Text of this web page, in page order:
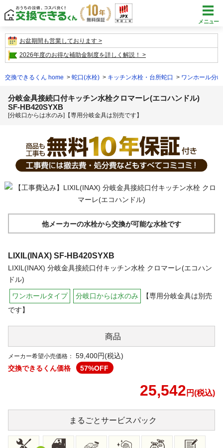
メニュー
お盆期間も営業しております
2026年度のお得な補助金制度を詳しく解説！
交換できるくん home 蛇口(水栓) キッチン水栓・台所蛇口 ワンホール分
分岐金具接続口付キッチン水栓クロマーレ(エコハンドル)
SF-HB420SYXB
[分岐口からは水のみ]【専用分岐金具は別売です】
他メーカーの水栓から交換が可能な水栓です
LIXIL(INAX) SF-HB420SYXB
LIXIL(INAX) 分岐金具接続口付キッチン水栓 クロマーレ(エコハン
ドル)
ワンホールタイプ 分岐口からは水のみ
【専用分岐金具は別売
です】
商品
メーカー希望小売価格：
59,400円(税込)
交換できるくん価格
57%OFF
25,542 円(税込)
まるごとサービスパック